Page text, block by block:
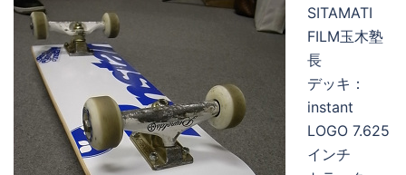
SITAMATI
FILM玉木塾
長
デッキ：
instant
LOGO 7.625
インチ